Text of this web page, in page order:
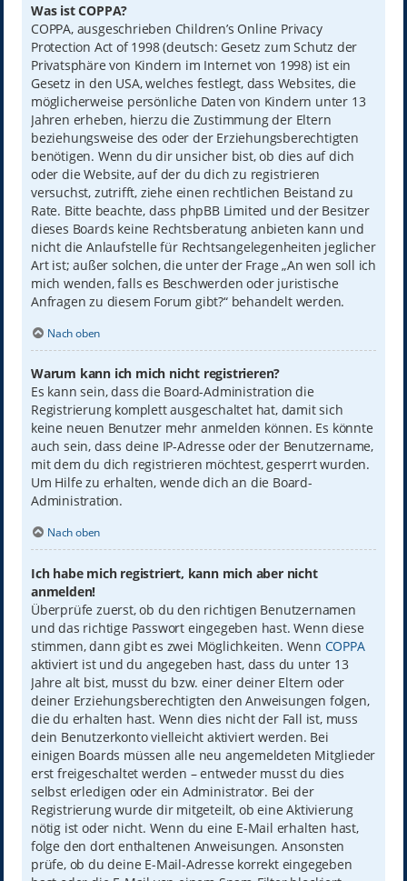
Was ist COPPA?
COPPA, ausgeschrieben Children’s Online Privacy
Protection Act of 1998 (deutsch: Gesetz zum Schutz der
Privatsphäre von Kindern im Internet von 1998) ist ein
Gesetz in den USA, welches festlegt, dass Websites, die
möglicherweise persönliche Daten von Kindern unter 13
Jahren erheben, hierzu die Zustimmung der Eltern
beziehungsweise des oder der Erziehungsberechtigten
benötigen. Wenn du dir unsicher bist, ob dies auf dich
oder die Website, auf der du dich zu registrieren
versuchst, zutrifft, ziehe einen rechtlichen Beistand zu
Rate. Bitte beachte, dass phpBB Limited und der Besitzer
dieses Boards keine Rechtsberatung anbieten kann und
nicht die Anlaufstelle für Rechtsangelegenheiten jeglicher
Art ist; außer solchen, die unter der Frage „An wen soll ich
mich wenden, falls es Beschwerden oder juristische
Anfragen zu diesem Forum gibt?“ behandelt werden.
Nach oben
Warum kann ich mich nicht registrieren?
Es kann sein, dass die Board-Administration die
Registrierung komplett ausgeschaltet hat, damit sich
keine neuen Benutzer mehr anmelden können. Es könnte
auch sein, dass deine IP-Adresse oder der Benutzername,
mit dem du dich registrieren möchtest, gesperrt wurden.
Um Hilfe zu erhalten, wende dich an die Board-
Administration.
Nach oben
Ich habe mich registriert, kann mich aber nicht
anmelden!
Überprüfe zuerst, ob du den richtigen Benutzernamen
und das richtige Passwort eingegeben hast. Wenn diese
stimmen, dann gibt es zwei Möglichkeiten. Wenn COPPA
aktiviert ist und du angegeben hast, dass du unter 13
Jahre alt bist, musst du bzw. einer deiner Eltern oder
deiner Erziehungsberechtigten den Anweisungen folgen,
die du erhalten hast. Wenn dies nicht der Fall ist, muss
dein Benutzerkonto vielleicht aktiviert werden. Bei
einigen Boards müssen alle neu angemeldeten Mitglieder
erst freigeschaltet werden – entweder musst du dies
selbst erledigen oder ein Administrator. Bei der
Registrierung wurde dir mitgeteilt, ob eine Aktivierung
nötig ist oder nicht. Wenn du eine E-Mail erhalten hast,
folge den dort enthaltenen Anweisungen. Ansonsten
prüfe, ob du deine E-Mail-Adresse korrekt eingegeben